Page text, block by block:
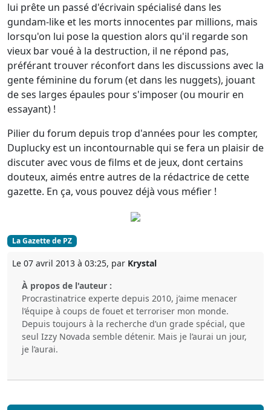
lui prête un passé d'écrivain spécialisé dans les
gundam-like et les morts innocentes par millions, mais
lorsqu'on lui pose la question alors qu'il regarde son
vieux bar voué à la destruction, il ne répond pas,
préférant trouver réconfort dans les discussions avec la
gente féminine du forum (et dans les nuggets), jouant
de ses larges épaules pour s'imposer (ou mourir en
essayant) !
Pilier du forum depuis trop d'années pour les compter,
Duplucky est un incontournable qui se fera un plaisir de
discuter avec vous de films et de jeux, dont certains
douteux, aimés entre autres de la rédactrice de cette
gazette. En ça, vous pouvez déjà vous méfier !
La Gazette de PZ
Le 07 avril 2013 à 03:25, par Krystal
À propos de l'auteur :
Procrastinatrice experte depuis 2010, j’aime menacer
l’équipe à coups de fouet et terroriser mon monde.
Depuis toujours à la recherche d’un grade spécial, que
seul Izzy Novada semble détenir. Mais je l’aurai un jour,
je l’aurai.